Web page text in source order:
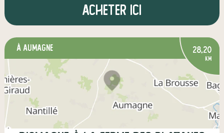
Acheter ici
à Aumagne 28,20
km